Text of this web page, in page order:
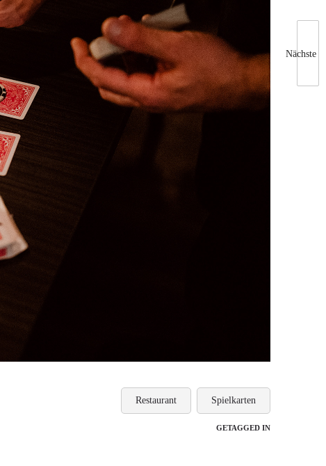
Nächste
Restaurant Spielkarten
GETAGGED IN